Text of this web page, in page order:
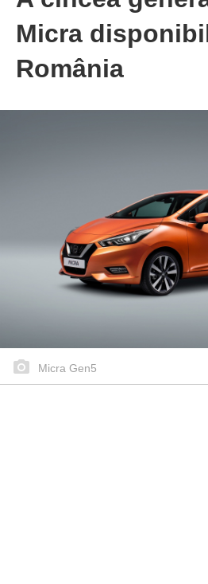
Micra
România
Micra Gen5